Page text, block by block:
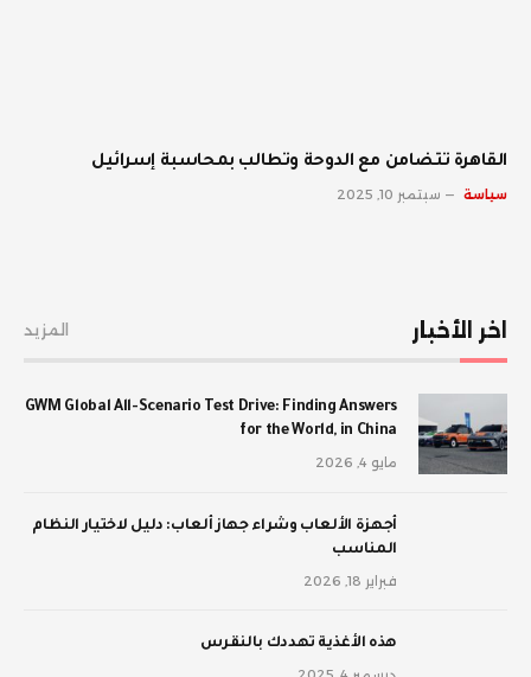
القاهرة تتضامن مع الدوحة وتطالب بمحاسبة إسرائيل
سياسة سبتمبر 10, 2025
اخر الأخبار المزيد
GWM Global All-Scenario Test Drive: Finding Answers
for the World, in China
مايو 4, 2026
أجهزة الألعاب وشراء جهاز ألعاب: دليل لاختيار النظام
المناسب
فبراير 18, 2026
‫هذه الأغذية تهددك بالنقرس